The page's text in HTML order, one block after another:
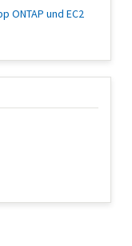
ONTAP und EC2